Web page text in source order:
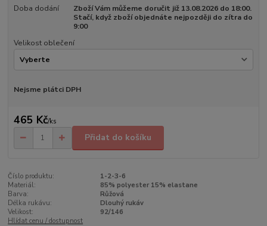
Doba dodání
Zboží Vám můžeme doručit již 13.08.2026 do 18:00.
Stačí, když zboží objednáte nejpozději do zítra do
9:00
Velikost oblečení
Nejsme plátci DPH
465 Kč/ks
Přidat do košíku
Číslo produktu:
1-2-3-6
Materiál:
85% polyester 15% elastane
Barva:
Růžová
Délka rukávu:
Dlouhý rukáv
Velikost:
92/146
Hlídat cenu / dostupnost